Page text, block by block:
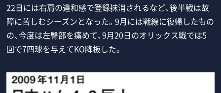
22日には右肩の違和感で登録抹消されるなど、後半戦は故
障に苦しむシーズンとなった。9月には戦線に復帰したもの
の、今度は左臀部を痛めて、9月20日のオリックス戦では5
回で7四球を与えてKO降板した。